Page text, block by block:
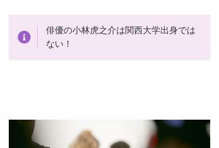
俳優の小林虎之介は関西大学出身では
ない！